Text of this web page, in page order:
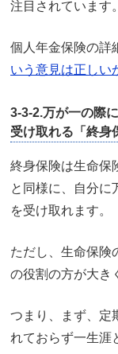
注目されています。
個人年金保険の詳
いう意見は正しい
3-3-2.万が一の際
受け取れる「終身
終身保険は生命保
と同様に、自分に
を受け取れます。
ただし、生命保険
の役割の方が大き
つまり、まず、定
れておらず一生涯